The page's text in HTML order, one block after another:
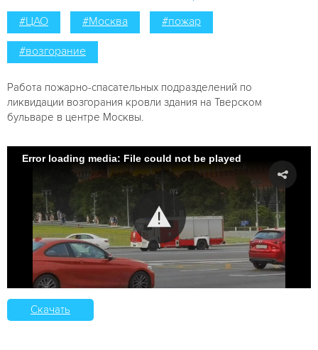
#ЦАО #Москва #пожар
#возгорание
Работа пожарно-спасательных подразделений по
ликвидации возгорания кровли здания на Тверском
бульваре в центре Москвы.
Error loading media: File could not be played
Скачать